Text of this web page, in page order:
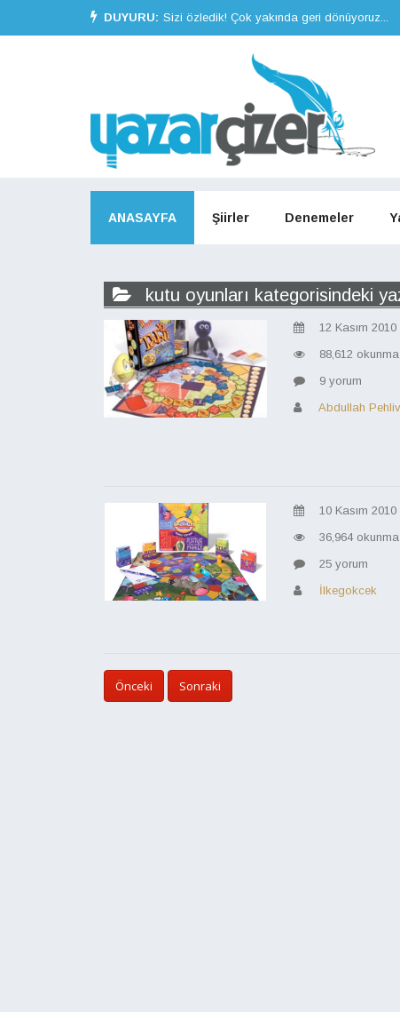
DUYURU: Sizi özledik! Çok yakında geri dönüyoruz...
ANASAYFA Şiirler Denemeler
kutu oyunları kategorisindeki
12 Kasım 2010
88,612 okunma
9 yorum
Abdullah
10 Kasım 2010
36,964 okunma
25 yorum
İlkegokcek
Önceki Sonraki